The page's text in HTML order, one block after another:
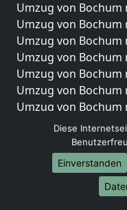
Umzug von
Umzug von Bochum
Umzug von Bochum
Umzug von Bochum
Umzug von Bochum
Umzug von
Umzug von Bochum
Umzug von
Umzug von
Umzug von
Umzug von
Umzug von
Diese
Einverstanden